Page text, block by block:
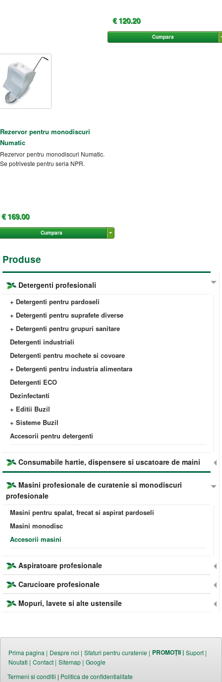
€ 120.20
Cumpara
Rezervor pentru monodiscuri
Numatic
Rezervor pentru monodiscuri Numatic.
Se potriveste pentru seria NPR.
€ 169.00
Cumpara
Produse
Detergenti profesionali
+ Detergenti pentru pardoseli
+ Detergenti pentru suprafete diverse
+ Detergenti pentru grupuri sanitare
Detergenti industriali
Detergenti pentru mochete si covoare
+ Detergenti pentru industria alimentara
Detergenti ECO
Dezinfectanti
+ Editii Buzil
+ Sisteme Buzil
Accesorii pentru detergenti
Consumabile hartie, dispensere si uscatoare de maini
Masini profesionale de curatenie si monodiscuri
profesionale
Masini pentru spalat, frecat si aspirat pardoseli
Masini monodisc
Accesorii masini
Aspiratoare profesionale
Carucioare profesionale
Mopuri, lavete si alte ustensile
Prima pagina | Despre noi | Sfaturi pentru curatenie | PROMOȚII | Suport |
Noutati | Contact | Sitemap | Google
Termeni si conditii | Politica de confidentialitate